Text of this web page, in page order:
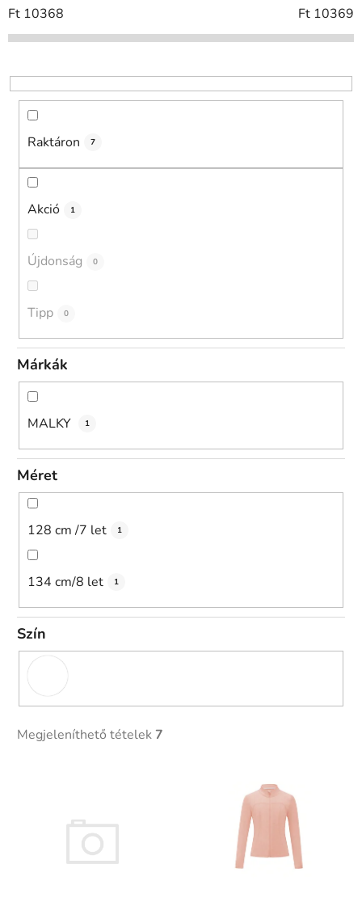
k
e
r
e
Ft 10368 Ft 10369
Raktáron 7
Akció 1
Újdonság 0
Tipp 0
Márkák
MALKY 1
Méret
128 cm /7 let 1
134 cm/8 let 1
Szín
Megjeleníthető tételek 7